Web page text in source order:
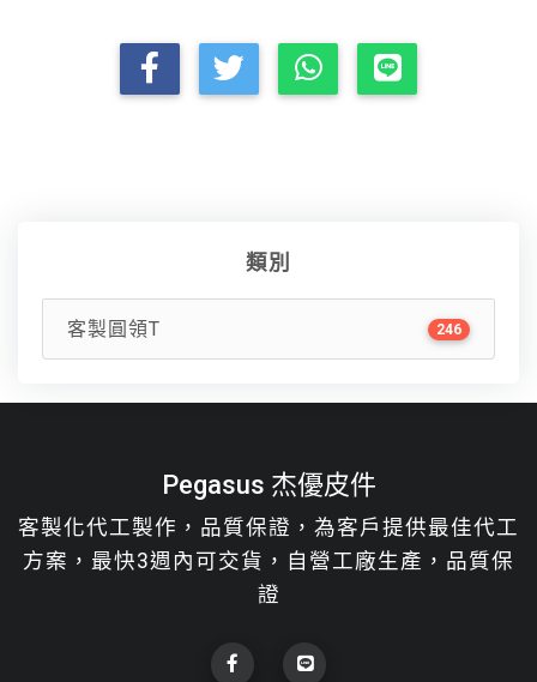
類別
客製圓領T 246
Pegasus 杰優皮件
客製化代工製作，品質保證，為客戶提供最佳代工
方案，最快3週內可交貨，自營工廠生產，品質保
證